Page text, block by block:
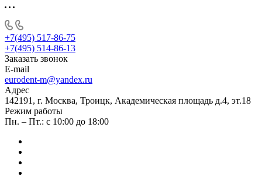
+7(495) 517-86-75
+7(495) 514-86-13
Заказать звонок
E-mail
eurodent-m@yandex.ru
Адрес
142191, г. Москва, Троицк, Академическая площадь д.4, эт.18
Режим работы
Пн. – Пт.: с 10:00 до 18:00